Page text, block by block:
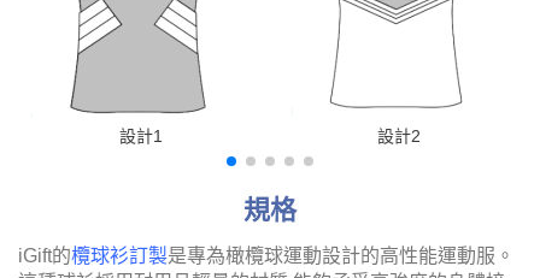
設計1 設計2
規格
iGift的欖球衫訂製是專為橄欖球運動設計的高性能運動服。